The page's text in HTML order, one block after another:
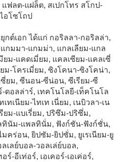
ฟลต-แฝล็ต, สเปกโทร สโกป-
อโซโถป
กต์เอก ได้แก่ กอริลลา-กอริลล่า,
กมมา-แกมม่า, แกลเลียม-แกล
ยม-แคดเมี่ยม, แคลเซียม-แคลเซี่
ม-โครเมี่ยม, ซิงโคนา-ซิงโคน่า,
ยม, ซีนอน-ซีน่อน, ซีเรียม-ซี
ดอลล่าร์, เทคโนโลยี-เท็คโนโล
เนียม-ไทเท เนี่ยม, เนบิวลา-เน
ยม-แบเรี่ยม, ปริซึม-ปริซึ่ม,
ทินัม-แพลทินั่ม, ฟังก์ชัน-ฟังก์ชั่น,
คร่อน, ยิปซัม-ยิปซั่ม, ยูเรเนียม-ยู
ลเลย์บอล-วอลเล่ย์บอล,
-อีเท่อร์, เอเคอร์-เอเค่อร์,